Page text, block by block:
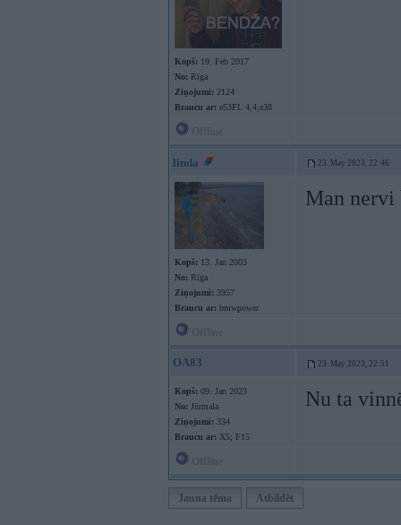
Kopš: 19. Feb 2017
No: Rīga
Ziņojumi: 2124
Braucu ar: e53FL 4,4;e38
linda 23. May 2023, 22:46
Kopš: 13. Jan 2003
No: Rīga
Ziņojumi: 3957
Braucu ar: bmwpower
Man
OA83 23. May 2023, 22:51
Kopš: 09. Jan 2023
No: Jūrmala
Ziņojumi: 334
Braucu ar: X5; F15
Nu ta
Jauna tēma Atbildēt